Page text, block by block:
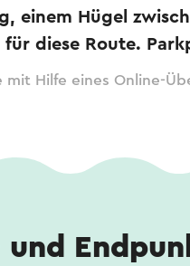
einem Hügel
diese Route.
mit Hilfe eines Online-
und